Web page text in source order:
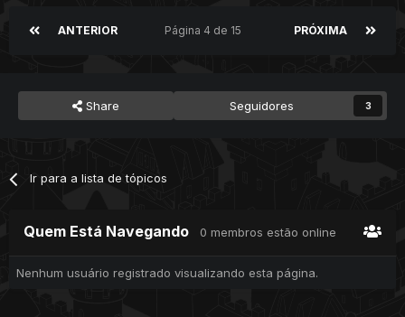
ANTERIOR PRÓXIMA
Página 4 de 15
Share Seguidores 3
Ir para a lista de tópicos
Quem Está Navegando 0 membros estão online
Nenhum usuário registrado visualizando esta página.